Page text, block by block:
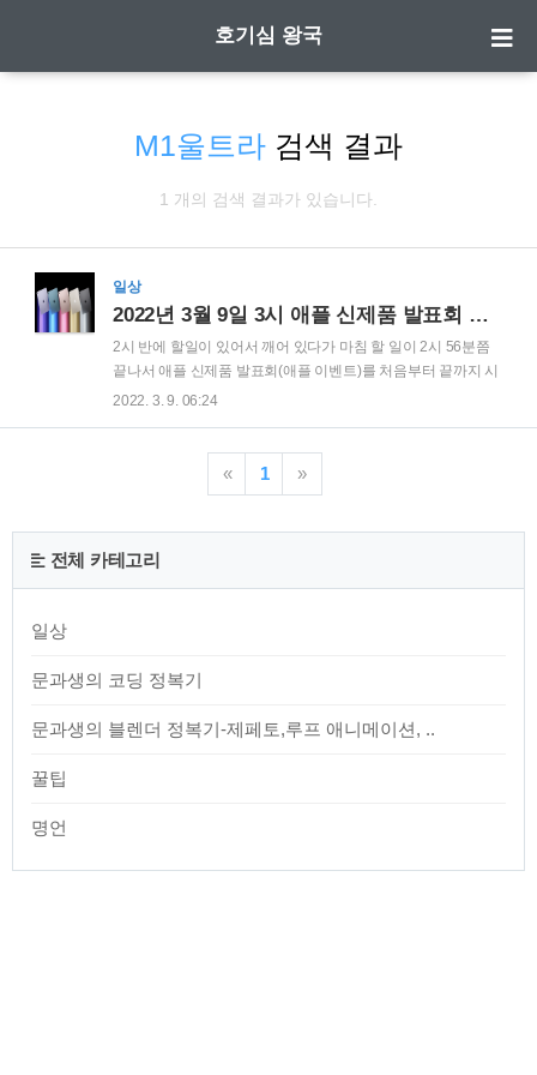
호기심 왕국
M1울트라 검색 결과
1 개의 검색 결과가 있습니다.
일상
2022년 3월 9일 3시 애플 신제품 발표회 리뷰 (애플 티비 플러스,아이폰 13 그린, 아이폰 se3, 아이패드 에어 with M1 칩, M1 Ultra, 맥 스튜디오, 스튜디오 디스플레이)
2시 반에 할일이 있어서 깨어 있다가 마침 할 일이 2시 56분쯤
끝나서 애플 신제품 발표회(애플 이벤트)를 처음부터 끝까지 시
청했습니다.무척이나 졸리지만, 그래도 스크린샷을 거의 400개
나와 있지만 애플 티비 플러스의 컨텐츠들, 아이폰 13 알파인 그
린, 아이폰 se3, 아이패드 에어 with M1 칩, M1 울트라, 맥 스튜
츠에 큰 관심을 가지고 있다는 걸 보여주는 대목이었습니다. 하
드웨어 회사라고 알고 있는 애플이 발표회의 가장 처음이 문화
2022. 3. 9. 06:24
« 1 »
전체 카테고리
일상
문과생의 코딩 정복기
문과생의 블렌더 정복기-제페토,루프 애니메이션, ..
꿀팁
명언